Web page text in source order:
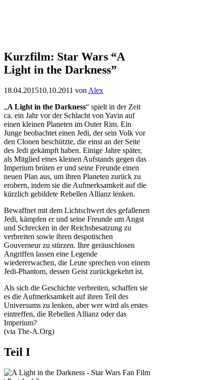
Kurzfilm: Star Wars “A
Light in the Darkness”
18.04.201510.10.2011 von Alex
„A Light in the Darkness“ spielt in der Zeit
ca. ein Jahr vor der Schlacht von Yavin auf
einen kleinen Planeten im Outer Rim. Ein
Junge beobachtet einen Jedi, der sein Volk vor
den Clonen beschützte, die einst an der Seite
des Jedi gekämpft haben. Einige Jahre später,
als Mitglied eines kleinen Aufstands gegen das
Imperium brüten er und seine Freunde einen
neuen Plan aus, um ihren Planeten zurück zu
erobern, indem sie die Aufmerksamkeit auf die
kürzlich gebildete Rebellen Allianz lenken.
Bewaffnet mit dem Lichtschwert des gefallenen
Jedi, kämpfen er und seine Freunde um Angst
und Schrecken in der Reichsbesatzung zu
verbreiten sowie ihren despotischen
Gouverneur zu stürzen. Ihre geräuschlosen
Angriffen lassen eine Legende
wiedererwachen, die Leute sprechen von einem
Jedi-Phantom, dessen Geist zurückgekehrt ist.
Als sich die Geschichte verbreiten, schaffen sie
es die Aufmerksamkeit auf ihren Teil des
Universums zu lenken, aber wer wird als erstes
eintreffen, die Rebellen Allianz oder das
Imperium?
(via The-A.Org)
Teil I